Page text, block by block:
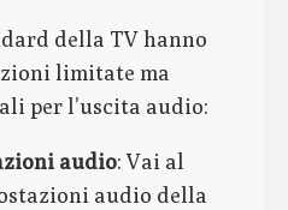
della TV hanno
limitate ma
per l’uscita audio:
audio: Vai al
audio della